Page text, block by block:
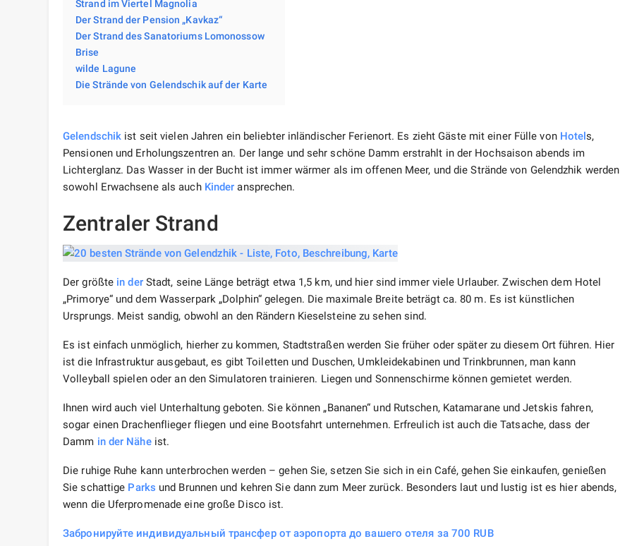
Strand im Viertel Magnolia
Der Strand der Pension „Kavkaz“
Der Strand des Sanatoriums Lomonossow
Brise
wilde Lagune
Die Strände von Gelendschik auf der Karte
Gelendschik ist seit vielen Jahren ein beliebter inländischer Ferienort. Es zieht Gäste mit einer Fülle von Hotels,
Pensionen und Erholungszentren an. Der lange und sehr schöne Damm erstrahlt in der Hochsaison abends im
Lichterglanz. Das Wasser in der Bucht ist immer wärmer als im offenen Meer, und die Strände von Gelendzhik werden
sowohl Erwachsene als auch Kinder ansprechen.
Zentraler Strand
Der größte in derStadt, seine Länge beträgt etwa 1,5 km, und hier sind immer viele Urlauber. Zwischen dem Hotel
„Primorye“ und dem Wasserpark „Dolphin“ gelegen. Die maximale Breite beträgt ca. 80 m. Es ist künstlichen
Ursprungs. Meist sandig, obwohl an den Rändern Kieselsteine ​​zu sehen sind.
Es ist einfach unmöglich, hierher zu kommen, Stadtstraßen werden Sie früher oder später zu diesem Ort führen. Hier
ist die Infrastruktur ausgebaut, es gibt Toiletten und Duschen, Umkleidekabinen und Trinkbrunnen, man kann
Volleyball spielen oder an den Simulatoren trainieren. Liegen und Sonnenschirme können gemietet werden.
Ihnen wird auch viel Unterhaltung geboten. Sie können „Bananen“ und Rutschen, Katamarane und Jetskis fahren,
sogar einen Drachenflieger fliegen und eine Bootsfahrt unternehmen. Erfreulich ist auch die Tatsache, dass der
Damm in der Näheist.
Die ruhige Ruhe kann unterbrochen werden – gehen Sie, setzen Sie sich in ein Café, gehen Sie einkaufen, genießen
Sie schattige Parks und Brunnen und kehren Sie dann zum Meer zurück. Besonders laut und lustig ist es hier abends,
wenn die Uferpromenade eine große Disco ist.
Забронируйте индивидуальный трансфер от аэропорта до вашего отеля за 700 RUB